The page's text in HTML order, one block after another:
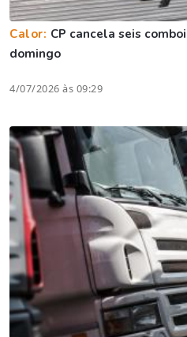
Calor: CP cancela seis
domingo
4/07/2026 às 09:29